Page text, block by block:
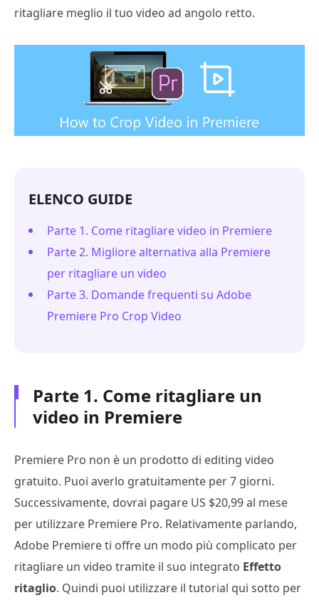
ritagliare meglio il tuo video ad angolo retto.
ELENCO GUIDE
Parte 1. Come ritagliare video in Premiere
Parte 2. Migliore alternativa alla Premiere
per ritagliare un video
Parte 3. Domande frequenti su Adobe
Premiere Pro Crop Video
Parte 1. Come ritagliare un
video in Premiere
Premiere Pro non è un prodotto di editing video
gratuito. Puoi averlo gratuitamente per 7 giorni.
Successivamente, dovrai pagare US $20,99 al mese
per utilizzare Premiere Pro. Relativamente parlando,
Adobe Premiere ti offre un modo più complicato per
ritagliare un video tramite il suo integrato Effetto
ritaglio. Quindi puoi utilizzare il tutorial qui sotto per